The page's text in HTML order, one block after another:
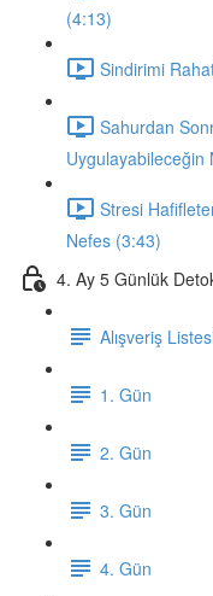
(4:13)
Sindirimi
Sahurdan
Uygulayabileceğin
Stresi
Nefes (3:43)
4. Ay 5 Günlük
Alışveriş
1. Gün
2. Gün
3. Gün
4. Gün